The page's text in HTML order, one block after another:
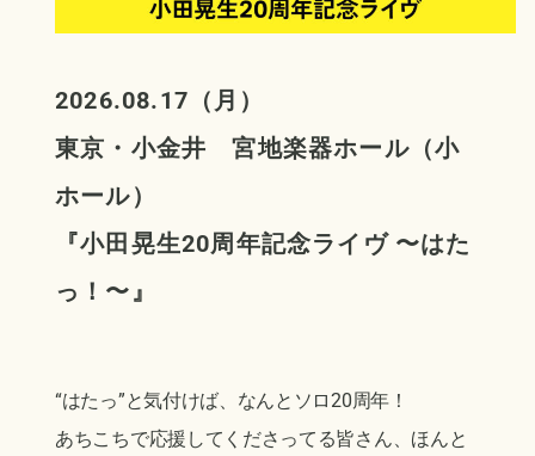
2026.08.17（月）
東京・小金井 宮地楽器ホール（小
ホール）
『小田晃生20周年記念ライヴ 〜はた
っ！〜』
“はたっ”と気付けば、なんとソロ20周年 ！
あちこちで応援してくださってる皆さん、ほんと